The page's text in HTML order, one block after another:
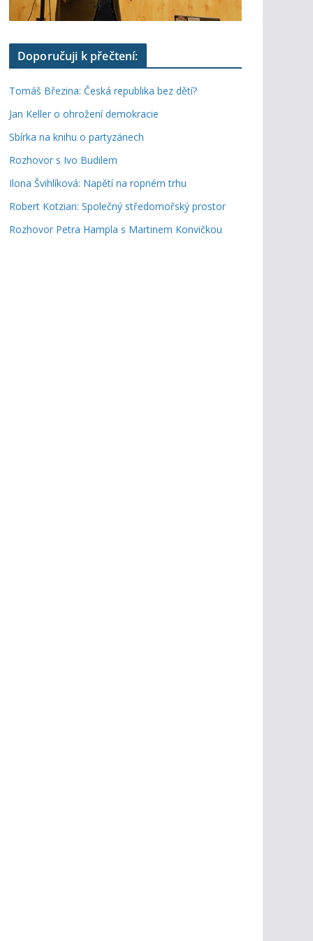
Doporučuji k přečtení:
Tomáš Březina: Česká republika bez dětí?
Jan Keller o ohrožení demokracie
Sbírka na knihu o partyzánech
Rozhovor s Ivo Budilem
Ilona Švihlíková: Napětí na ropném trhu
Robert Kotzian: Společný středomořský prostor
Rozhovor Petra Hampla s Martinem Konvičkou